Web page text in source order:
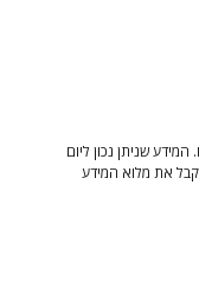
שניתן נכון ליום
את מלוא המידע